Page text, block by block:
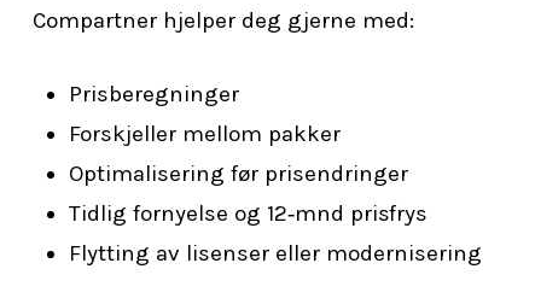
Compartner hjelper deg gjerne med:
Prisberegninger
Forskjeller mellom pakker
Optimalisering før prisendringer
Tidlig fornyelse og 12‑mnd prisfrys
Flytting av lisenser eller modernisering